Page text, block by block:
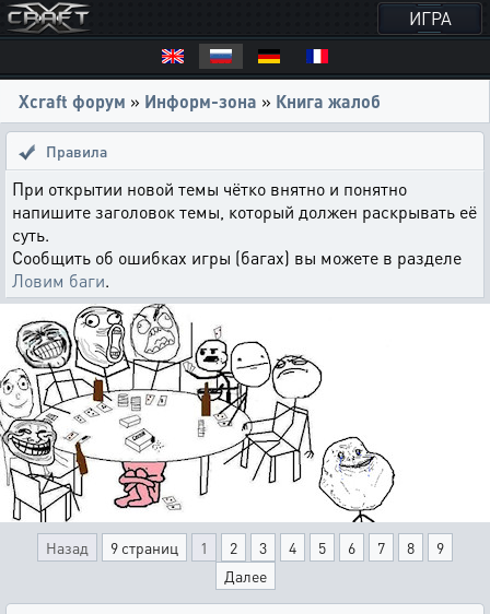
ИГРА
Xcraft форум » Информ-зона » Книга жалоб
Правила
При открытии новой темы чётко внятно и понятно
напишите заголовок темы, который должен раскрывать её
суть.
Сообщить об ошибках игры (багах) вы можете в разделе
Ловим баги.
Назад 9 страниц 1 2 3 4 5 6 7 8
9
Далее